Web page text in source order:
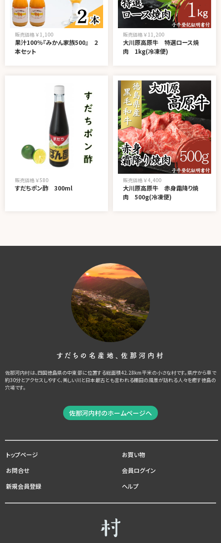
果汁100％『みかん家族500』 2
本セット
販売価格 ￥1,100
大川原高原牛 特選ロース焼
肉 1kg(冷凍便)
販売価格 ￥11,200
すだちポン酢 300ml
販売価格 ￥580
大川原高原牛 赤身霜降り焼
肉 500g(冷凍便)
販売価格 ￥4,400
すだちの名産地、佐那河内村
佐那河内村は、四国徳島県の中東部に位置する総面積42.28km平米の小さな村です。県庁から車で
約30分とアクセスしやすく、美しい川と日本最古とも言われる棚田の風景が訪れる人々を癒す徳島の
穴場です。
佐那河内村のホームページへ
トップページ
お買い物
お問合せ
会員ログイン
新規会員登録
ヘルプ